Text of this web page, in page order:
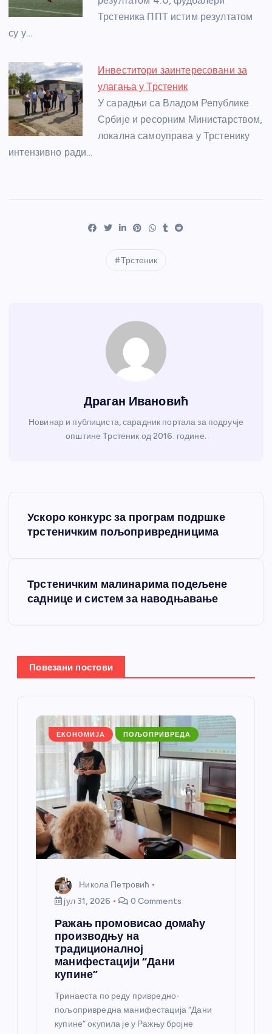
Трстеника ППТ истим резултатом
су у…
Инвеститори заинтересовани за
улагања у Трстеник
У сарадњи са Владом Републике
Србије и ресорним Министарством,
локална самоуправа у Трстенику
интензивно ради…
Трстеник
Драган Ивановић
Новинар и публициста, сарадник портала за подручје
општине Трстеник од 2016. године.
њ
е
Ускоро конкурс за програм подршке
трстеничким пољопривредницима
Трстеничким малинарима подељене
саднице и систем за наводњавање
Повезани постови
ЕКОНОМИЈА ПОЉОПРИВРЕДА
Никола Петровић
јул 31, 2026
0 Comments
Ражањ промовисао домаћу
производњу на
традиционалној
манифестацији “Дани
купине”
Тринаеста по реду привредно-
пољопривредна манифестација “Дани
купине” окупила је у Ражњу бројне